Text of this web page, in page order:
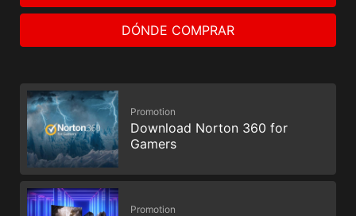
DÓNDE COMPRAR
Promotion
Download Norton 360 for
Gamers
Promotion